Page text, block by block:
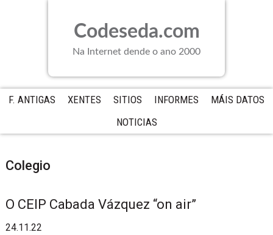
Codeseda.com
Na Internet dende o ano 2000
F. ANTIGAS XENTES SITIOS INFORMES
MÁIS DATOS
NOTICIAS
Colegio
O CEIP Cabada Vázquez “on air”
24.11.22